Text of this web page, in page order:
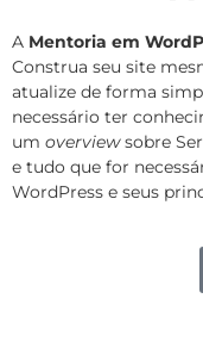
A Mentoria em
Construa seu site
atualize de forma
necessário ter
um overviewsobre
e tudo que for
WordPress e seus